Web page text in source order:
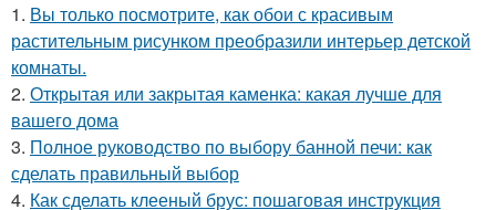
1. Вы только посмотрите, как обои с красивым
растительным рисунком преобразили интерьер детской
комнаты.
2. Открытая или закрытая каменка: какая лучше для
вашего дома
3. Полное руководство по выбору банной печи: как
сделать правильный выбор
4. Как сделать клееный брус: пошаговая инструкция